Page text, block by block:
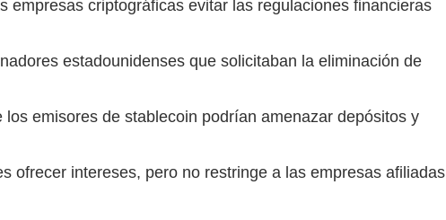
empresas criptográficas evitar las regulaciones financieras
estadounidenses que solicitaban la eliminación de
emisores de stablecoin podrían amenazar depósitos y
ofrecer intereses, pero no restringe a las empresas afiliadas